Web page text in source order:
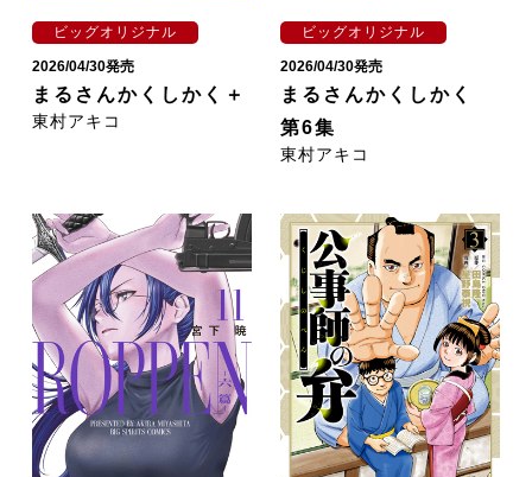
ビッグオリジナル
2026/04/30発売
まるさんかくしかく＋
東村アキコ
ビッグオリジナル
2026/04/30発売
まるさんかくしかく
第6集
東村アキコ